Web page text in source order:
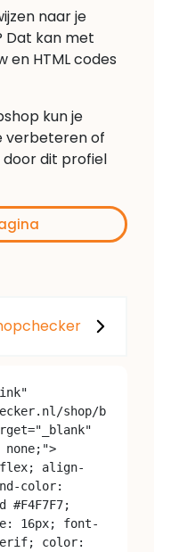
naar je
Dat kan met
en HTML codes
kun je
verbeteren of
door dit profiel
shop/b
color:
16px; font-
color: